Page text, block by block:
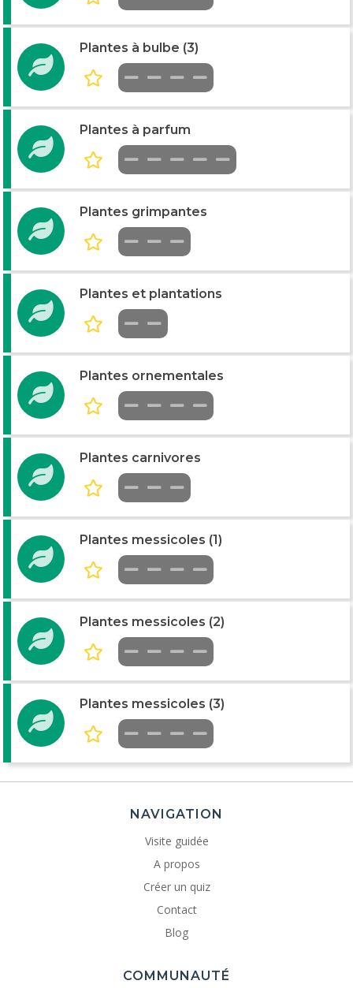
Plantes à bulbe (3)
Plantes à parfum
Plantes grimpantes
Plantes et plantations
Plantes ornementales
Plantes carnivores
Plantes messicoles (1)
Plantes messicoles (2)
Plantes messicoles (3)
NAVIGATION
Visite guidée
A propos
Créer un quiz
Contact
Blog
COMMUNAUTÉ